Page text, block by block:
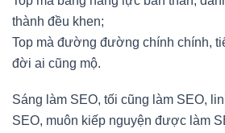
thành đều khen;
Top mà đường đường chính chính,
đời ai cũng mộ.
Sáng làm SEO, tối cũng làm SEO,
SEO, muôn kiếp nguyện được làm